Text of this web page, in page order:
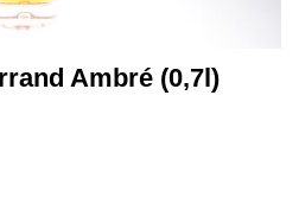
Ambré (0,7l)